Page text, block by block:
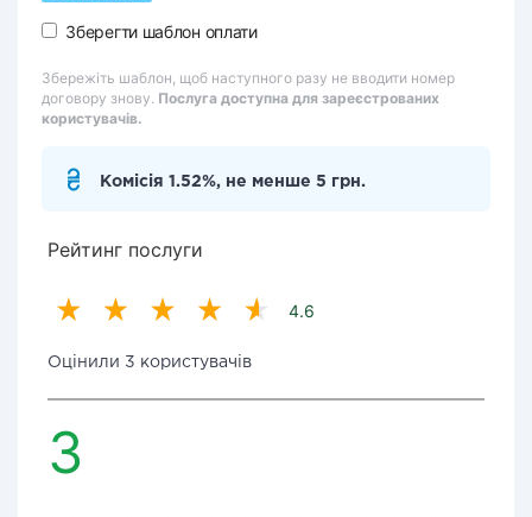
Зберегти шаблон оплати
Збережіть шаблон, щоб наступного разу не вводити номер
договору знову. Послуга доступна для зареєстрованих
користувачів.
Комісія 1.52%, не менше 5 грн.
Рейтинг послуги
4.6
Оцінили 3 користувачів
3